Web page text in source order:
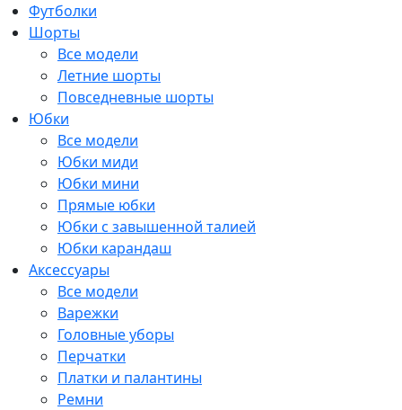
Футболки
Шорты
Все модели
Летние шорты
Повседневные шорты
Юбки
Все модели
Юбки миди
Юбки мини
Прямые юбки
Юбки с завышенной талией
Юбки карандаш
Аксессуары
Все модели
Варежки
Головные уборы
Перчатки
Платки и палантины
Ремни